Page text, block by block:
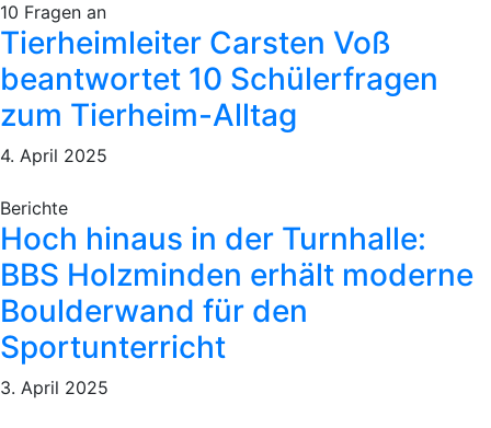
10 Fragen an
Tierheimleiter Carsten Voß
beantwortet 10 Schülerfragen
zum Tierheim-Alltag
4. April 2025
Berichte
Hoch hinaus in der Turnhalle:
BBS Holzminden erhält moderne
Boulderwand für den
Sportunterricht
3. April 2025